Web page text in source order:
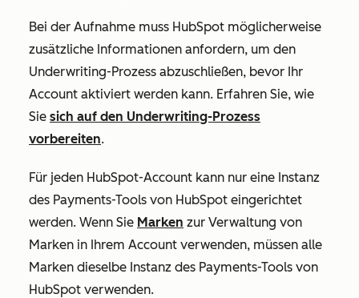
Bei der Aufnahme muss HubSpot möglicherweise
zusätzliche Informationen anfordern, um den
Underwriting-Prozess abzuschließen, bevor Ihr
Account aktiviert werden kann. Erfahren Sie, wie
Sie sich auf den Underwriting-Prozess
vorbereiten.
Für jeden HubSpot-Account kann nur eine Instanz
des Payments-Tools von HubSpot eingerichtet
werden. Wenn Sie Marken zur Verwaltung von
Marken in Ihrem Account verwenden, müssen alle
Marken dieselbe Instanz des Payments-Tools von
HubSpot verwenden.